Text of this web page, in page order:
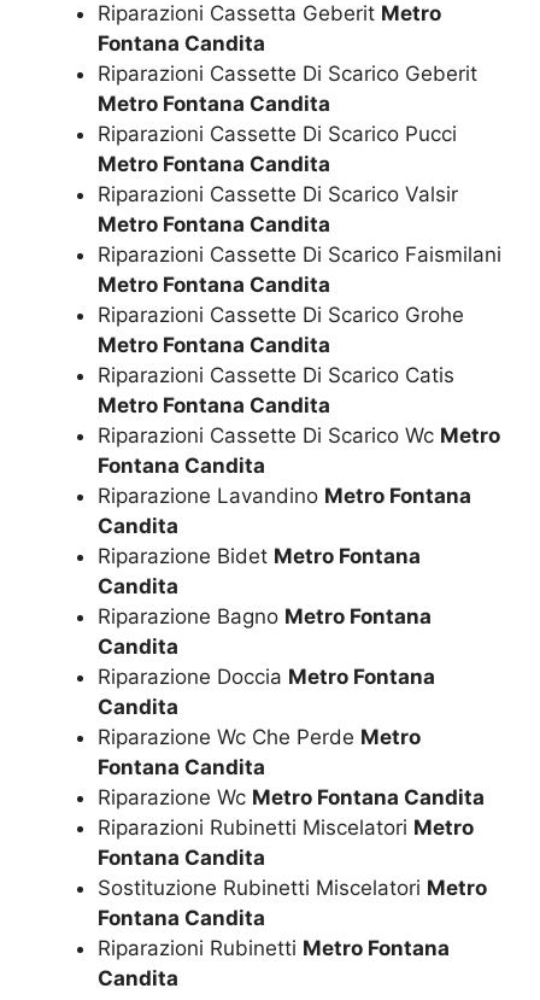
Riparazioni Cassetta Geberit Metro
Fontana Candita
Riparazioni Cassette Di Scarico Geberit
Metro Fontana Candita
Riparazioni Cassette Di Scarico Pucci
Metro Fontana Candita
Riparazioni Cassette Di Scarico Valsir
Metro Fontana Candita
Riparazioni Cassette Di Scarico Faismilani
Metro Fontana Candita
Riparazioni Cassette Di Scarico Grohe
Metro Fontana Candita
Riparazioni Cassette Di Scarico Catis
Metro Fontana Candita
Riparazioni Cassette Di Scarico Wc Metro
Fontana Candita
Riparazione Lavandino Metro Fontana
Candita
Riparazione Bidet Metro Fontana
Candita
Riparazione Bagno Metro Fontana
Candita
Riparazione Doccia Metro Fontana
Candita
Riparazione Wc Che Perde Metro
Fontana Candita
Riparazione Wc Metro Fontana Candita
Riparazioni Rubinetti Miscelatori Metro
Fontana Candita
Sostituzione Rubinetti Miscelatori Metro
Fontana Candita
Riparazioni Rubinetti Metro Fontana
Candita